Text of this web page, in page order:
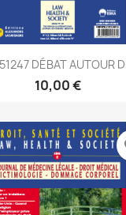
DÉBAT AUTOUR
10,00 €